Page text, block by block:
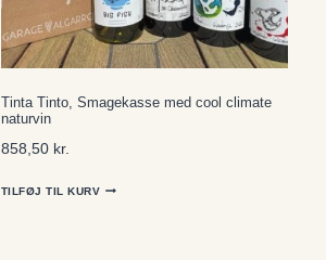
Tinta Tinto, Smagekasse med cool climate
naturvin
858,50 kr.
TILFØJ TIL KURV